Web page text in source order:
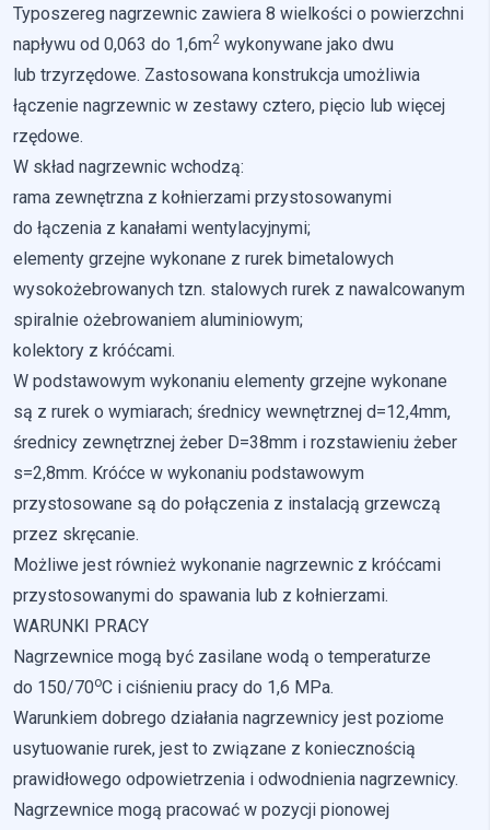
Typoszereg nagrzewnic zawiera 8 wielkości o powierzchni
napływu od 0,063 do 1,6m2 wykonywane jako dwu
lub trzyrzędowe. Zastosowana konstrukcja umożliwia
łączenie nagrzewnic w zestawy cztero, pięcio lub więcej
rzędowe.
W skład nagrzewnic wchodzą:
rama zewnętrzna z kołnierzami przystosowanymi
do łączenia z kanałami wentylacyjnymi;
elementy grzejne wykonane z rurek bimetalowych
wysokożebrowanych tzn. stalowych rurek z nawalcowanym
spiralnie ożebrowaniem aluminiowym;
kolektory z króćcami.
W podstawowym wykonaniu elementy grzejne wykonane
są z rurek o wymiarach; średnicy wewnętrznej d=12,4mm,
średnicy zewnętrznej żeber D=38mm i rozstawieniu żeber
s=2,8mm. Króćce w wykonaniu podstawowym
przystosowane są do połączenia z instalacją grzewczą
przez skręcanie.
Możliwe jest również wykonanie nagrzewnic z króćcami
przystosowanymi do spawania lub z kołnierzami.
WARUNKI PRACY
Nagrzewnice mogą być zasilane wodą o temperaturze
do 150/70oC i ciśnieniu pracy do 1,6 MPa.
Warunkiem dobrego działania nagrzewnicy jest poziome
usytuowanie rurek, jest to związane z koniecznością
prawidłowego odpowietrzenia i odwodnienia nagrzewnicy.
Nagrzewnice mogą pracować w pozycji pionowej
Nieklasyfikowane pliki cookie, to pliki, które są w procesie
klasyfikowania, wraz z dostawcami poszczególnych
ciasteczek.
Zapisz moje preferencje
Akceptuj wszystko